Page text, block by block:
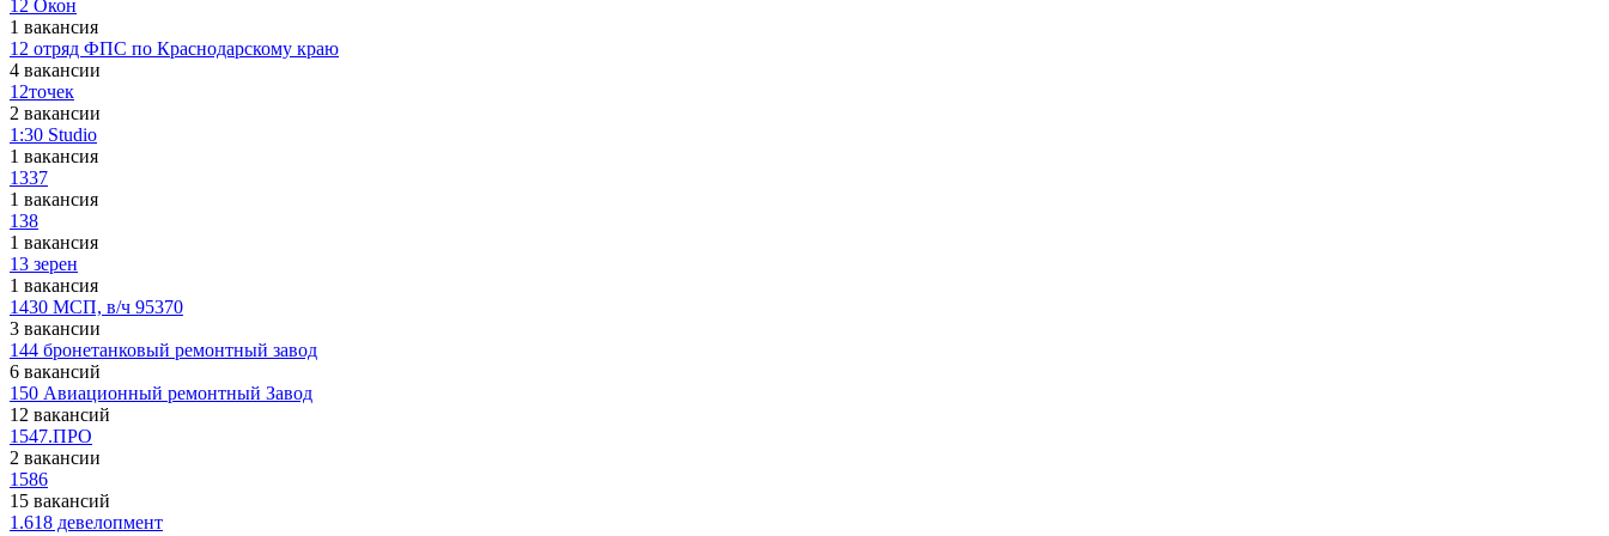
12 Окон
1 вакансия
12 отряд ФПС по Краснодарскому краю
4 вакансии
12точек
2 вакансии
1:30 Studio
1 вакансия
1337
1 вакансия
138
1 вакансия
13 зерен
1 вакансия
1430 МСП, в/ч 95370
3 вакансии
144 бронетанковый ремонтный завод
6 вакансий
150 Авиационный ремонтный Завод
12 вакансий
1547.ПРО
2 вакансии
1586
15 вакансий
1.618 девелопмент